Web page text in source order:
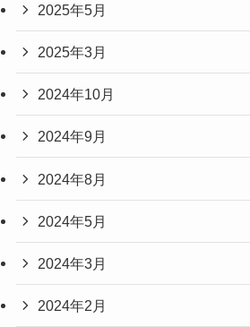
2025年5月
2025年3月
2024年10月
2024年9月
2024年8月
2024年5月
2024年3月
2024年2月